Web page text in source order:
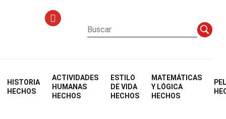
HISTORIA
HECHOS
ACTIVIDADES
HUMANAS
HECHOS
ESTILO
DE VIDA
HECHOS
MATEMÁTICAS
Y LÓGICA
HECHOS